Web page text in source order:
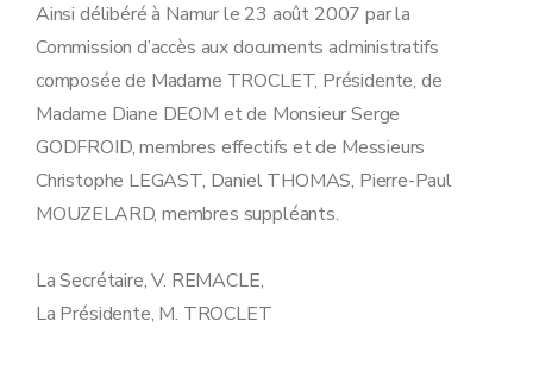
Ainsi délibéré à Namur le 23 août 2007 par la
Commission d’accès aux documents administratifs
composée de Madame TROCLET, Présidente, de
Madame Diane DEOM et de Monsieur Serge
GODFROID, membres effectifs et de Messieurs
Christophe LEGAST, Daniel THOMAS, Pierre-Paul
MOUZELARD, membres suppléants.
La Secrétaire, V. REMACLE,
La Présidente, M. TROCLET